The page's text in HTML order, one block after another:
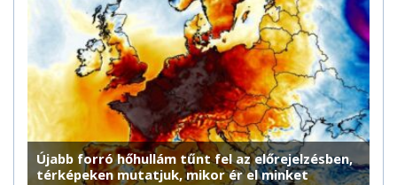
Újabb forró hőhullám tűnt fel az előrejelzésben,
térképeken mutatjuk, mikor ér el minket